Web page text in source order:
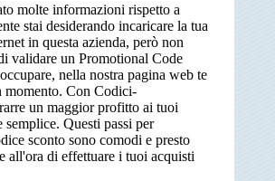
molte informazioni rispetto a
stai desiderando incaricare la tua
in questa azienda, però non
validare un Promotional Code
nella nostra pagina web te
momento. Con Codici-
un maggior profitto ai tuoi
semplice. Questi passi per
sconto sono comodi e presto
all'ora di effettuare i tuoi acquisti